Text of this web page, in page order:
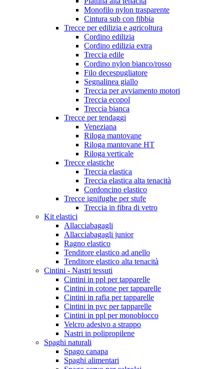
Monofilo nylon trasparente
Cintura sub con fibbia
Trecce per edilizia e agricoltura
Cordino edilizia
Cordino edilizia extra
Treccia edile
Cordino nylon bianco/rosso
Filo decespugliatore
Segnalinea giallo
Treccia per avviamento motori
Treccia ecopol
Treccia bianca
Trecce per tendaggi
Veneziana
Riloga mantovane
Riloga mantovane HT
Riloga verticale
Trecce elastiche
Treccia elastica
Treccia elastica alta tenacità
Cordoncino elastico
Trecce ignifughe per stufe
Treccia in fibra di vetro
Kit elastici
Allacciabagagli
Allacciabagagli junior
Ragno elastico
Tenditore elastico ad anello
Tenditore elastico alta tenacità
Cintini - Nastri tessuti
Cintini in ppl per tapparelle
Cintini in cotone per tapparelle
Cintini in rafia per tapparelle
Cintini in pvc per tapparelle
Cintini in ppl per monoblocco
Velcro adesivo a strappo
Nastri in polipropilene
Spaghi naturali
Spago canapa
Spaghi alimentari